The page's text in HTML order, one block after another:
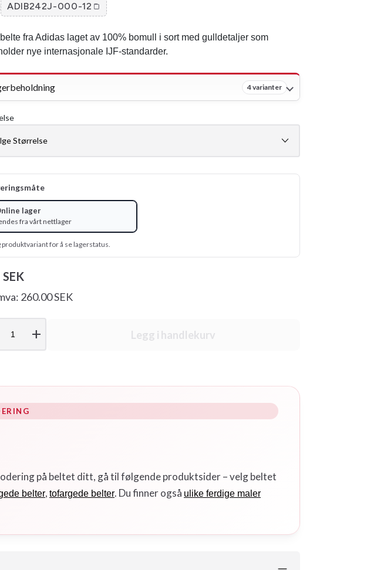
ADIB242J-000-12
fra Adidas laget av 100% bomull i sort med gulldetaljer som
nye internasjonale IJF-standarder.
4 varianter
lager
fra vårt nettlager
produktvariant for å se lagerstatus.
260.00 SEK
add Legg i handlekurv
på beltet ditt, gå til følgende produktsider – velg beltet
belter, tofargede belter. Du finner også ulike ferdige maler